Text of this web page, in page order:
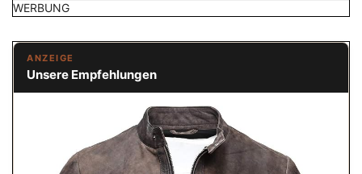
WERBUNG
ANZEIGE
Unsere Empfehlungen